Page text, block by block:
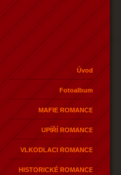
Úvod
Fotoalbum
MAFIE ROMANCE
UPÍŘÍ ROMANCE
VLKODLACI ROMANCE
HISTORICKÉ ROMANCE